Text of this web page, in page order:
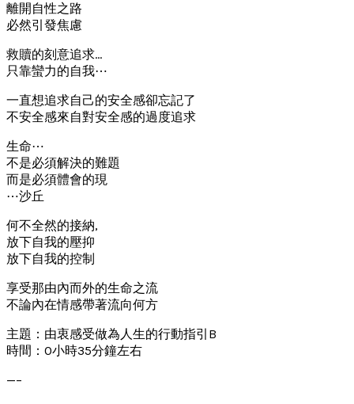
離開自性之路
必然引發焦慮
救贖的刻意追求…
只靠蠻力的自我⋯
一直想追求自己的安全感卻忘記了
不安全感來自對安全感的過度追求
生命⋯
不是必須解決的難題
而是必須體會的現
⋯沙丘
何不全然的接納,
放下自我的壓抑
放下自我的控制
享受那由內而外的生命之流
不論內在情感帶著流向何方
主題：由衷感受做為人生的行動指引B
時間：0小時35分鐘左右
—–